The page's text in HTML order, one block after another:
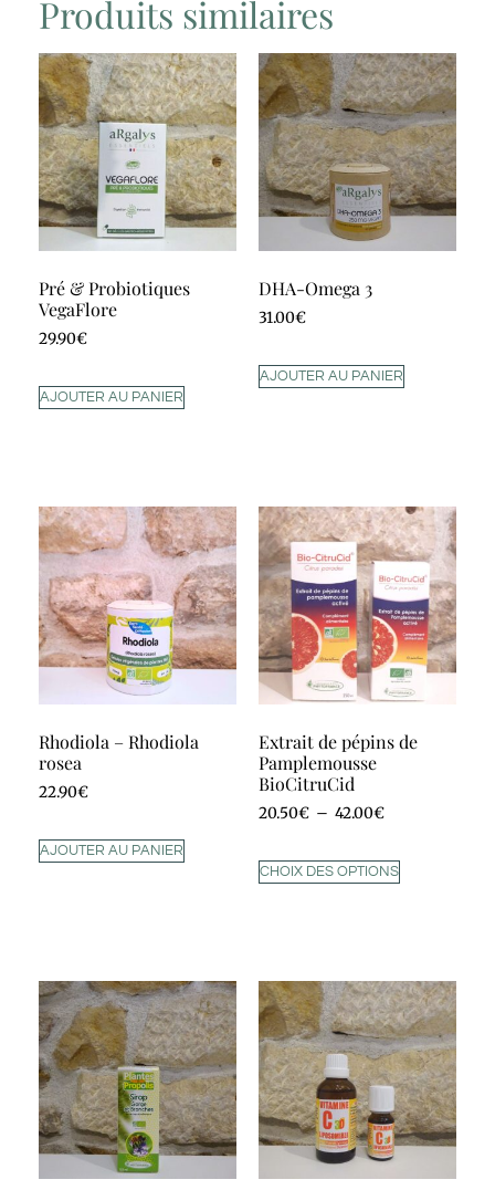
Produits similaires
Pré & Probiotiques
VegaFlore
29.90€
AJOUTER AU PANIER
DHA-Omega 3
31.00€
AJOUTER AU PANIER
Rhodiola – Rhodiola
rosea
22.90€
AJOUTER AU PANIER
Extrait de pépins de
Pamplemousse
BioCitruCid
20.50€ – 42.00€
CHOIX DES OPTIONS